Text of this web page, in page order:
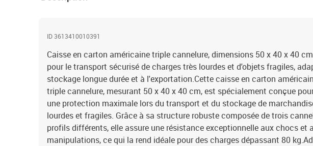
ID 3613410010391
Caisse en carton américaine triple cannelure, dimensions 50 x 40 x 40
pour le transport sécurisé de charges très lourdes et d'objets fragiles,
stockage longue durée et à l'exportation.Cette caisse en carton
triple cannelure, mesurant 50 x 40 x 40 cm, est spécialement conçue
une protection maximale lors du transport et du stockage de
lourdes et fragiles. Grâce à sa structure robuste composée de trois
profils différents, elle assure une résistance exceptionnelle aux chocs et
manipulations, ce qui la rend idéale pour des charges dépassant 80